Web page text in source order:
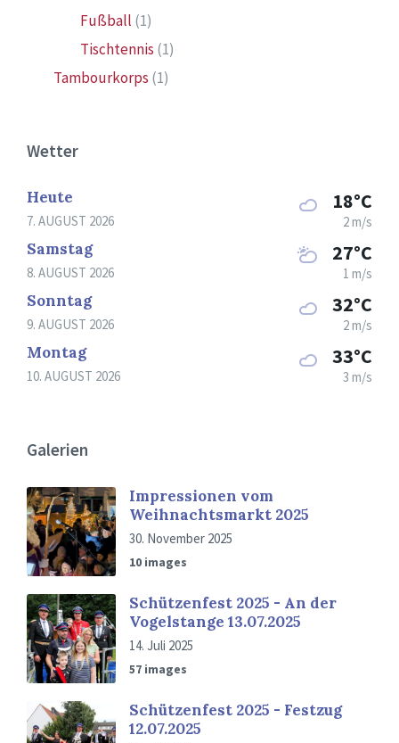
Fußball (1)
Tischtennis (1)
Tambourkorps (1)
Wetter
Heute
7. AUGUST 2026
18°C
2 m/s
Samstag
8. AUGUST 2026
27°C
1 m/s
Sonntag
9. AUGUST 2026
32°C
2 m/s
Montag
10. AUGUST 2026
33°C
3 m/s
Galerien
Impressionen vom
Weihnachtsmarkt 2025
30. November 2025
10 images
Schützenfest 2025 - An der
Vogelstange 13.07.2025
14. Juli 2025
57 images
Schützenfest 2025 - Festzug
12.07.2025